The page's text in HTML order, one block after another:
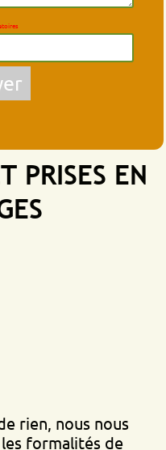
PRISES EN
rien, nous nous
formalités de